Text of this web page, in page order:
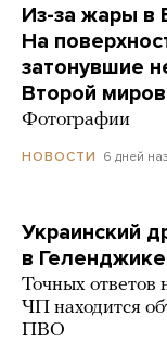
Из-за жары в
На
затонувшие
Второй
Фотографии
НОВОСТИ 6 дней
Украинский
в
Точных ответов
ЧП находится
ПВО